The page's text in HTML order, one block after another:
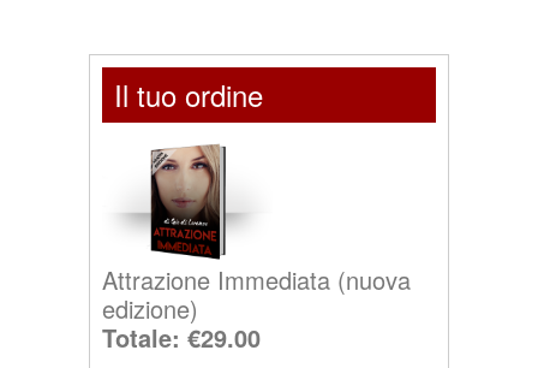
Il tuo ordine
Attrazione Immediata (nuova
edizione)
Totale: €29.00